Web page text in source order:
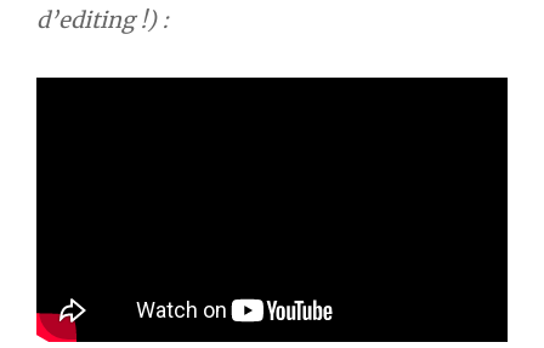
d’editing !) :